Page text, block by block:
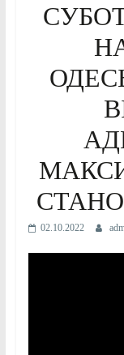
02.10.2022